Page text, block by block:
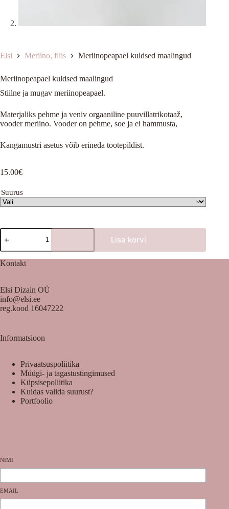
Elsi Meriino, fliis Meriinopeapael kuldsed maalingud
Meriinopeapael kuldsed maalingud
Stiilne ja mugav meriinopeapael.
Materjaliks pehme ja veniv orgaaniline puuvillatrikotaaž,
vooder meriino. Vooder on pehme, soe ja ei hammusta,
Kangamustri asetus võib erineda tootepildist.
15.00€
Suurus
Meriinopeapael
kuldsed
maalingud
kogus
Lisa korvi
Kontakt
Elsi Dizain OÜ
info@elsi.ee
reg.kood 16047222
Informatsioon
Privaatsuspoliitika
Müügi- ja tagastustingimused
Küpsisepoliitika
Kuidas valida suurust?
Portfoolio
NIMI
EMAIL